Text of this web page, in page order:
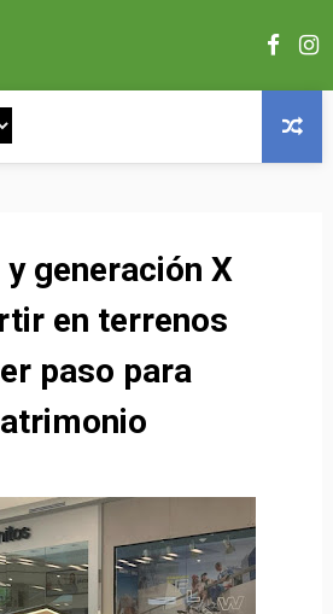
generación X
en terrenos
paso para